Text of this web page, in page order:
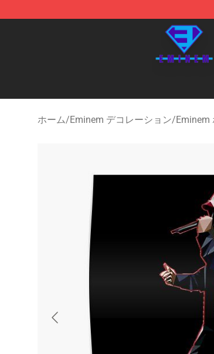
Eminem Store - Official Eminem
ホーム/Eminem デコレーション/Eminem